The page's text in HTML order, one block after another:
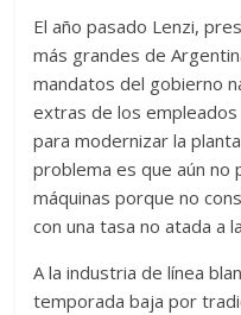
El año pasado Lenzi,
más grandes de
mandatos del gobierno
extras de los
para modernizar la
problema es que aún no
máquinas porque no
con una tasa no atada a
A la industria de línea
temporada baja por